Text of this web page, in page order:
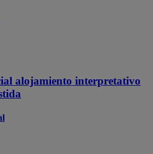
alojamiento interpretativo